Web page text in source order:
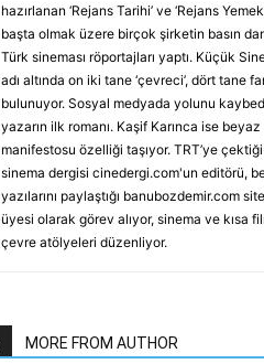
hazırlanan ‘Rejans Tarihi’ ve ‘Rejans
başta olmak üzere birçok şirketin basın
Türk sineması röportajları yaptı. Küçük
adı altında on iki tane ‘çevreci’, dört tane
bulunuyor. Sosyal medyada yolunu
yazarın ilk romanı. Kaşif Karınca ise
manifestosu özelliği taşıyor. TRT’ye çektiği
sinema dergisi cinedergi.com'un editörü,
yazılarını paylaştığı banubozdemir.com
üyesi olarak görev alıyor, sinema ve kısa
çevre atölyeleri düzenliyor.
MORE FROM AUTHOR